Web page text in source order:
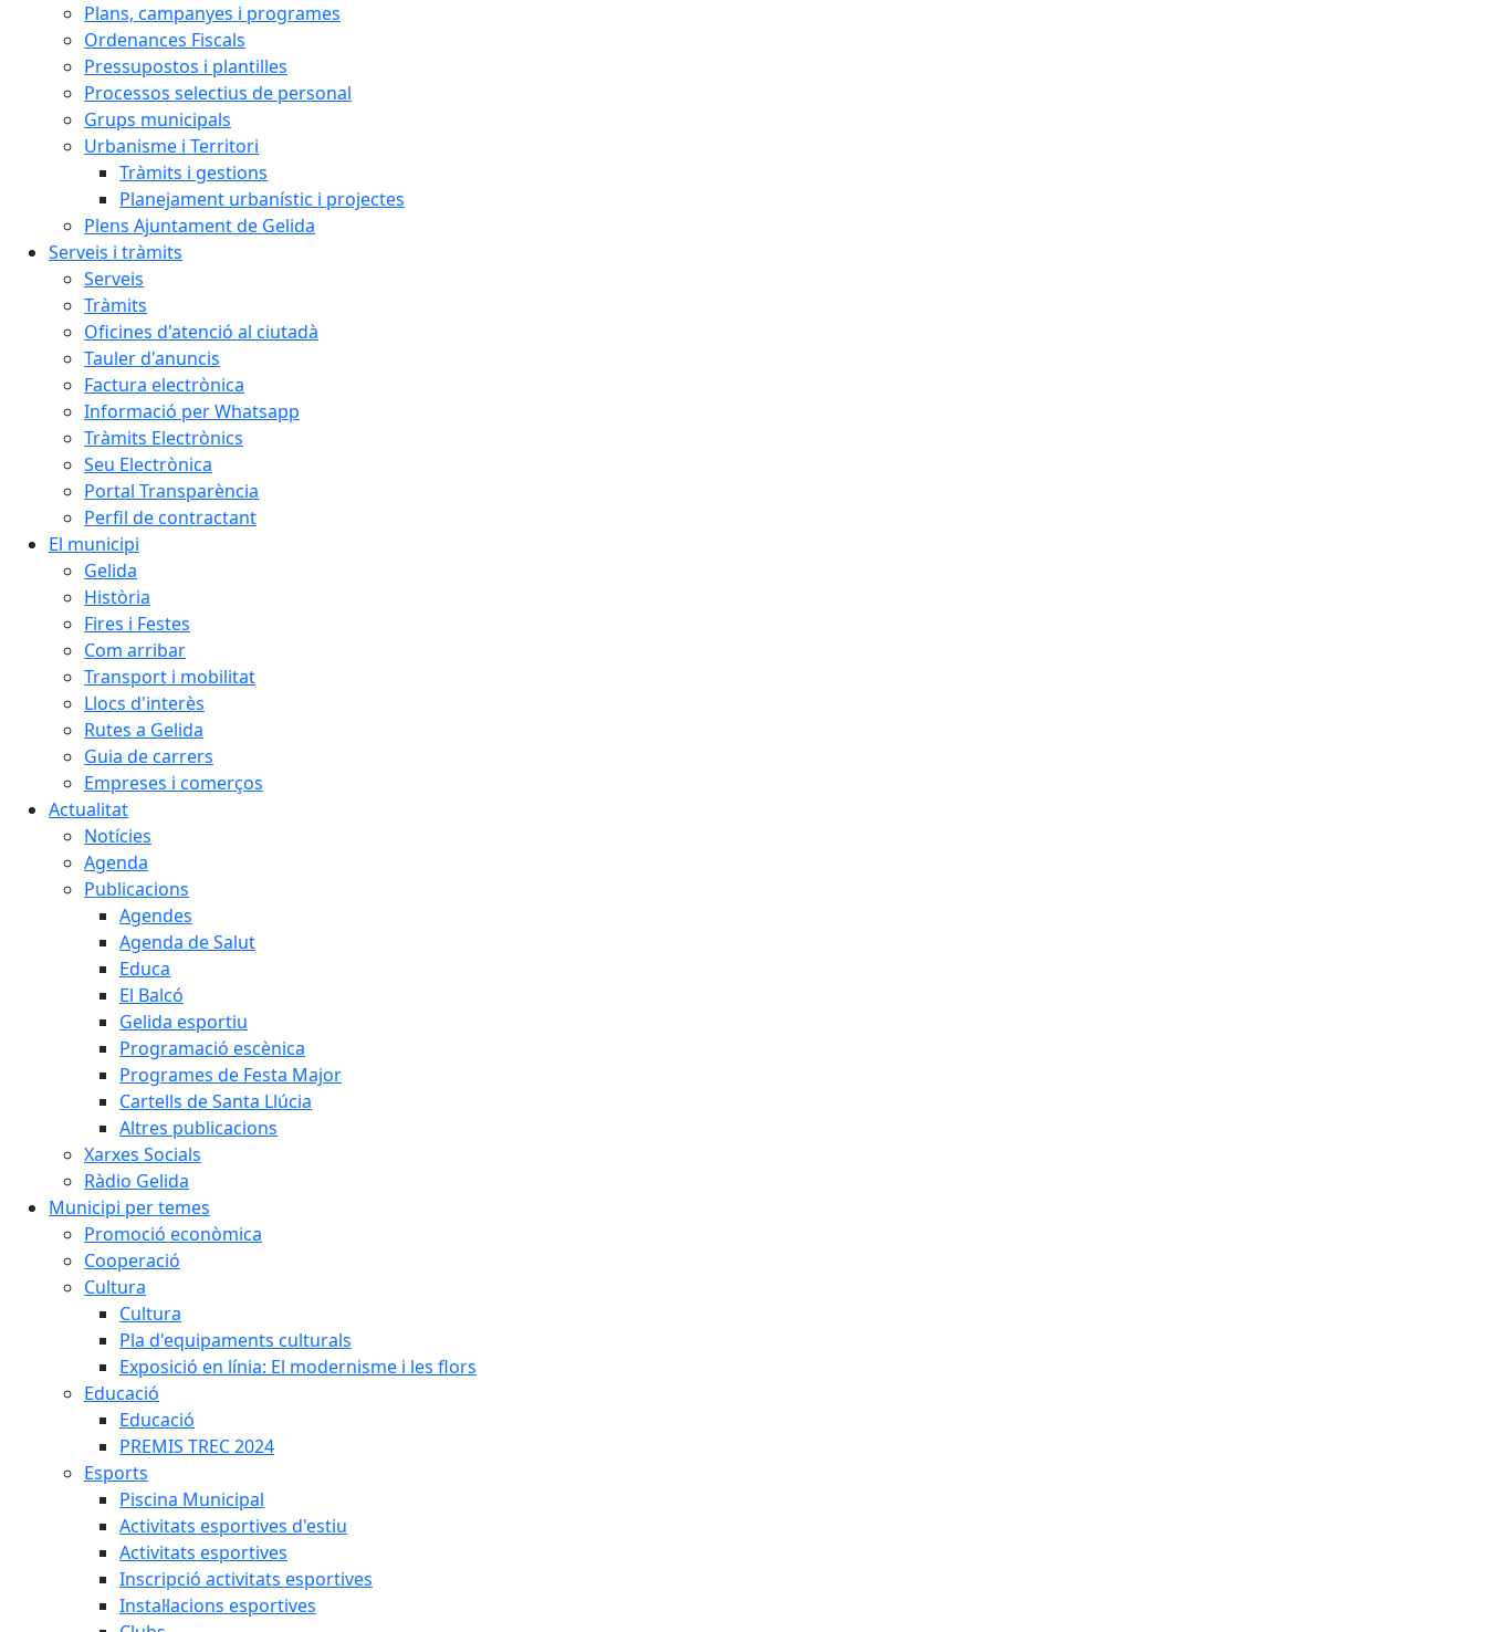
Plans, campanyes i programes
Ordenances Fiscals
Pressupostos i plantilles
Processos selectius de personal
Grups municipals
Urbanisme i Territori
Tràmits i gestions
Planejament urbanístic i projectes
Plens Ajuntament de Gelida
Serveis i tràmits
Serveis
Tràmits
Oficines d'atenció al ciutadà
Tauler d'anuncis
Factura electrònica
Informació per Whatsapp
Tràmits Electrònics
Seu Electrònica
Portal Transparència
Perfil de contractant
El municipi
Gelida
Història
Fires i Festes
Com arribar
Transport i mobilitat
Llocs d'interès
Rutes a Gelida
Guia de carrers
Empreses i comerços
Actualitat
Notícies
Agenda
Publicacions
Agendes
Agenda de Salut
Educa
El Balcó
Gelida esportiu
Programació escènica
Programes de Festa Major
Cartells de Santa Llúcia
Altres publicacions
Xarxes Socials
Ràdio Gelida
Municipi per temes
Promoció econòmica
Cooperació
Cultura
Cultura
Pla d'equipaments culturals
Exposició en línia: El modernisme i les flors
Educació
Educació
PREMIS TREC 2024
Esports
Piscina Municipal
Activitats esportives d'estiu
Activitats esportives
Inscripció activitats esportives
Instal·lacions esportives